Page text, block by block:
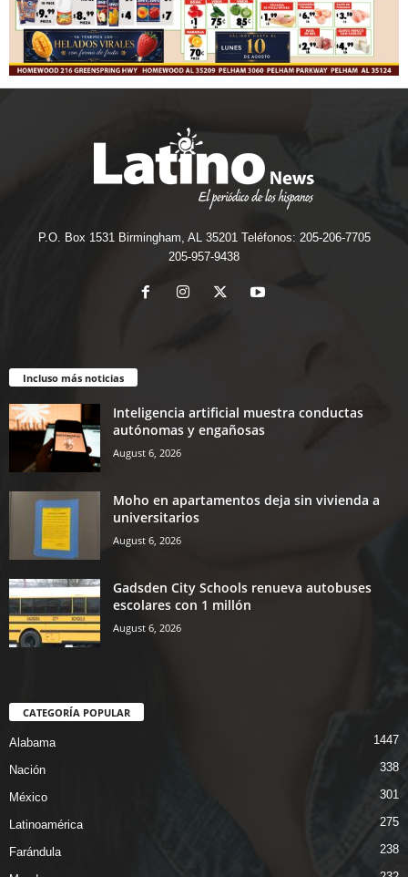
P.O. Box 1531 Birmingham, AL 35201 Teléfonos: 205-206-7705
205-957-9438
Incluso más noticias
Inteligencia artificial muestra conductas
autónomas y engañosas
August 6, 2026
Moho en apartamentos deja sin vivienda a
universitarios
August 6, 2026
Gadsden City Schools renueva autobuses
escolares con 1 millón
August 6, 2026
CATEGORÍA POPULAR
Alabama 1447
Nación 338
México 301
Latinoamérica 275
Farándula 238